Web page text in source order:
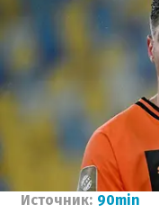
Источник: 90min